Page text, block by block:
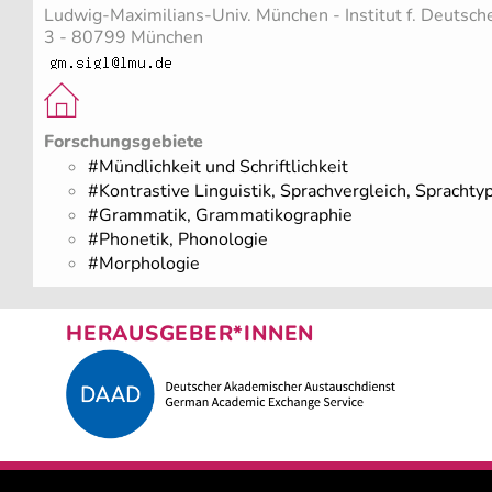
Ludwig-Maximilians-Univ. München - Institut f.
3 - 80799 München
Forschungsgebiete
#Mündlichkeit und Schriftlichkeit
#Kontrastive Linguistik, Sprachvergleich,
#Grammatik, Grammatikographie
#Phonetik, Phonologie
#Morphologie
HERAUSGEBER*INNEN